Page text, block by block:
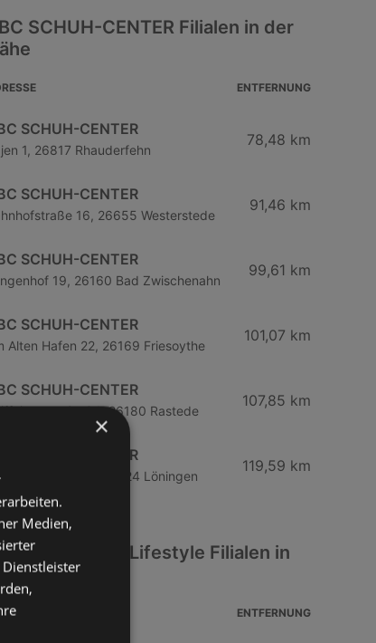
SCHUH-CENTER Filialen in der
ENTFERNUNG
SCHUH-CENTER
1, 26817 Rhauderfehn
78,48 km
SCHUH-CENTER
16, 26655 Westerstede
91,46 km
SCHUH-CENTER
19, 26160 Bad Zwischenahn
99,61 km
SCHUH-CENTER
Alten Hafen 22, 26169 Friesoythe
101,07 km
SCHUH-CENTER
34, 26180 Rastede
107,85 km
SCHUH-CENTER
11 - 17, 49624 Löningen
119,59 km
Mode & Lifestyle Filialen in
Nähe
ENTFERNUNG
×
Medien,